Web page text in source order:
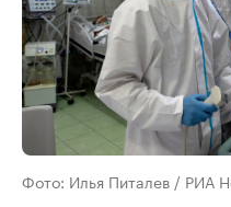
Фото: Илья Питалев / РИА